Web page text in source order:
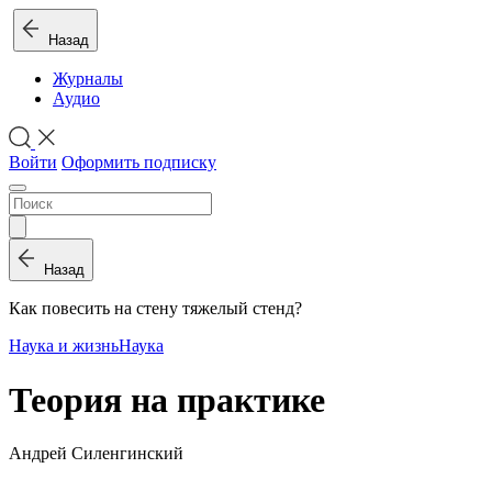
Назад
Журналы
Аудио
Войти Оформить подписку
Назад
Как повесить на стену тяжелый стенд?
Наука и жизньНаука
Теория на практике
Андрей Силенгинский